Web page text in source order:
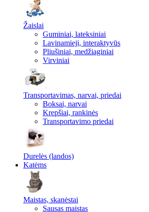
Žaislai
Guminiai, lateksiniai
Lavinamieji, interaktyvūs
Pliušiniai, medžiaginiai
Virviniai
Transportavimas, narvai, priedai
Boksai, narvai
Krepšiai, rankinės
Transportavimo priedai
Durelės (landos)
Katėms
Maistas, skanėstai
Sausas maistas